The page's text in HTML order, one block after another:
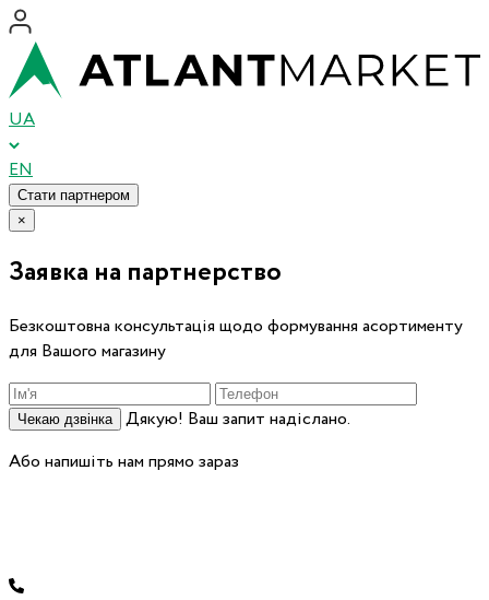
UA
EN
Стати партнером
×
Заявка на партнерство
Безкоштовна консультація щодо формування асортименту
для Вашого магазину
Чекаю дзвінка
Дякую! Ваш запит надіслано.
Або напишіть нам прямо зараз